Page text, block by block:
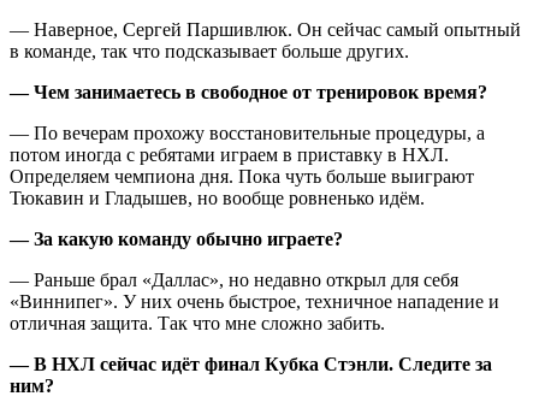
— Наверное, Сергей Паршивлюк. Он сейчас самый опытный
в команде, так что подсказывает больше других.
— Чем занимаетесь в свободное от тренировок время?
— По вечерам прохожу восстановительные процедуры, а
потом иногда с ребятами играем в приставку в НХЛ.
Определяем чемпиона дня. Пока чуть больше выиграют
Тюкавин и Гладышев, но вообще ровненько идём.
— За какую команду обычно играете?
— Раньше брал «Даллас», но недавно открыл для себя
«Виннипег». У них очень быстрое, техничное нападение и
отличная защита. Так что мне сложно забить.
— В НХЛ сейчас идёт финал Кубка Стэнли. Следите за
ним?